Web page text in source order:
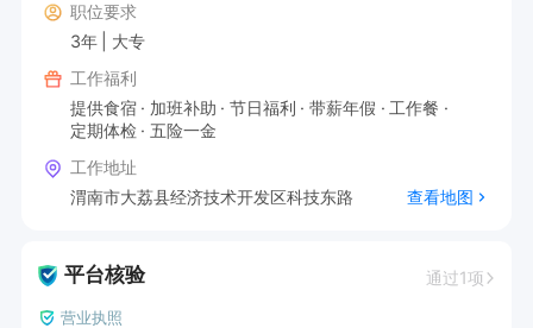
职位要求
3年
大专
工作福利
提供食宿
加班补助 节日福利 带薪年假
工作餐
定期体检
五险一金
工作地址
渭南市大荔县经济技术开发区科技东路
查看地图
平台核验 通过1项
营业执照